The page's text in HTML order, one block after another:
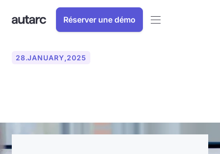
Réserver une démo
28.JANUARY,2025